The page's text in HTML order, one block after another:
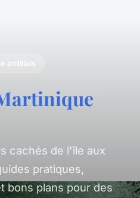
antillais
cachés de l'île aux
pratiques,
bons plans pour des